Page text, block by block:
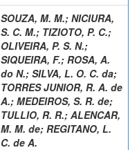
SOUZA, M. M.; NICIURA,
S. C. M.; TIZIOTO, P. C.;
OLIVEIRA, P. S. N.;
SIQUEIRA, F.; ROSA, A.
do N.; SILVA, L. O. C. da;
TORRES JUNIOR, R. A. de
A.; MEDEIROS, S. R. de;
TULLIO, R. R.; ALENCAR,
M. M. de; REGITANO, L.
C. de A.